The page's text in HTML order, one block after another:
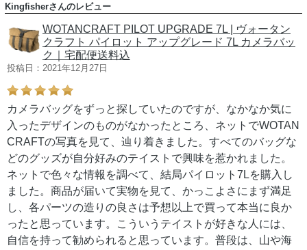
Kingfisherさんのレビュー
WOTANCRAFT PILOT UPGRADE 7L | ヴォータン
クラフト パイロット アップグレード 7L カメラバッ
ク｜宅配便送料込
投稿日：2021年12月27日
カメラバッグをずっと探していたのですが、なかなか気に
入ったデザインのものがなかったところ、ネットでWOTAN
CRAFTの写真を見て、辿り着きました。すべてのバッグな
どのグッズが自分好みのテイストで興味を惹かれました。
ネットで色々な情報を調べて、結局パイロット7Lを購入し
ました。商品が届いて実物を見て、かっこよさにまず満足
し、各パーツの造りの良さは予想以上で買って本当に良か
ったと思っています。こういうテイストが好きな人には、
自信を持って勧められると思っています。普段は、山や海